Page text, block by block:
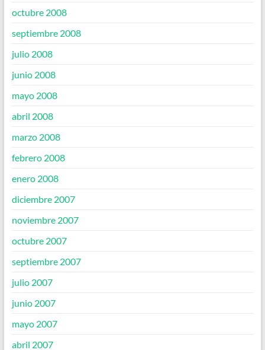
octubre 2008
septiembre 2008
julio 2008
junio 2008
mayo 2008
abril 2008
marzo 2008
febrero 2008
enero 2008
diciembre 2007
noviembre 2007
octubre 2007
septiembre 2007
julio 2007
junio 2007
mayo 2007
abril 2007